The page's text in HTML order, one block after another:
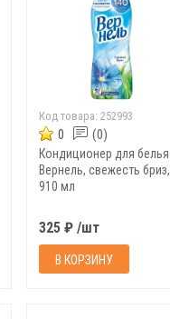
Код товара:252993
0 (0)
Кондиционер для белья
Вернель, свежесть бриз,
910 мл
325 ₽ /шт
В КОРЗИНУ